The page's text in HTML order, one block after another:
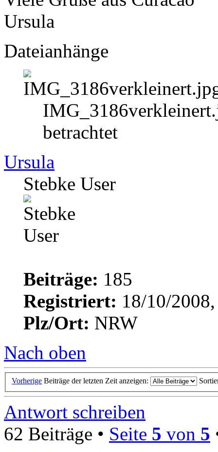
Ursula
Dateianhänge
betrachtet
Ursula
Stebke User
Beiträge: 185
Registriert: 18/10/
Plz/Ort: NRW
Nach oben
Vorherige Beiträge der letzten Zeit anzeigen:
Antwort schreiben
62 Beiträge • Seite 5 von 5